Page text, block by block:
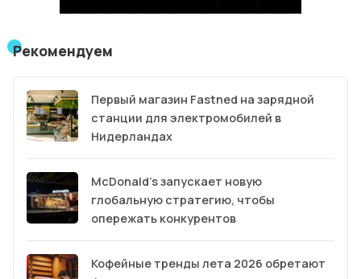
Рекомендуем
Первый магазин Fastned на зарядной
станции для электромобилей в
Нидерландах
McDonald’s запускает новую
глобальную стратегию, чтобы
опережать конкурентов
Кофейные тренды лета 2026 обретают